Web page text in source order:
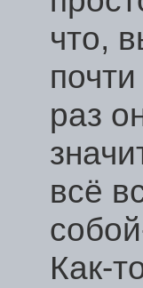
что,
раз
всё
Как-